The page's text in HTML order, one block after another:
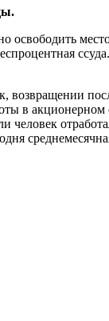
освободить
возвращении
в